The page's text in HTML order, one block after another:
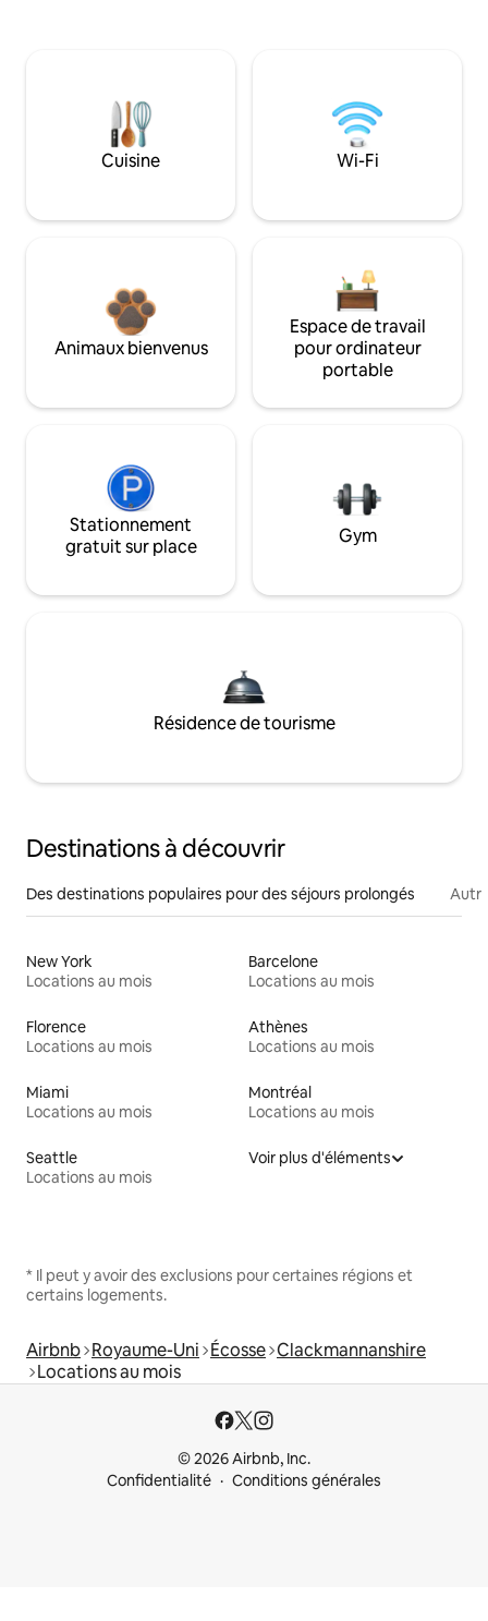
Cuisine Wi-Fi
Animaux bienvenus
Espace de travail
pour ordinateur
portable
Stationnement
gratuit sur place
Gym
Résidence de tourisme
Destinations à découvrir
Des destinations populaires pour des séjours prolongés
New York
Locations au mois
Barcelone
Locations au mois
Florence
Locations au mois
Athènes
Locations au mois
Miami
Locations au mois
Montréal
Locations au mois
Seattle
Locations au mois
Voir plus d'éléments
* Il peut y avoir des exclusions pour certaines régions et
certains logements.
Airbnb Royaume-Uni Écosse Clackmannanshire
Locations au mois
© 2026 Airbnb, Inc.
Confidentialité
Conditions générales